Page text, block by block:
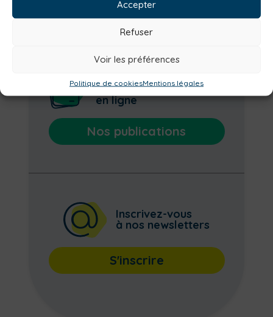
Accepter
Refuser
Voir les préférences
Politique de cookiesMentions légales
Consultez nos
documents
en ligne
Nos publications
Inscrivez-vous
à nos newsletters
S'inscrire